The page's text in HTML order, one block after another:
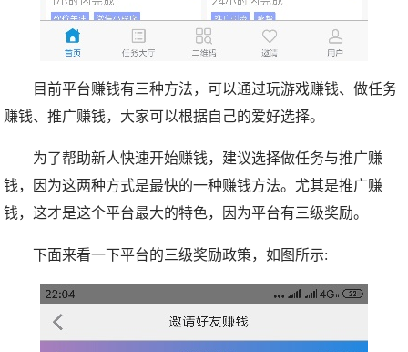
目前平台赚钱有三种方法，可以通过玩游戏赚钱、做任务
赚钱、推广赚钱，大家可以根据自己的爱好选择。
为了帮助新人快速开始赚钱，建议选择做任务与推广赚
钱，因为这两种方式是最快的一种赚钱方法。尤其是推广赚
钱，这才是这个平台最大的特色，因为平台有三级奖励。
下面来看一下平台的三级奖励政策，如图所示: